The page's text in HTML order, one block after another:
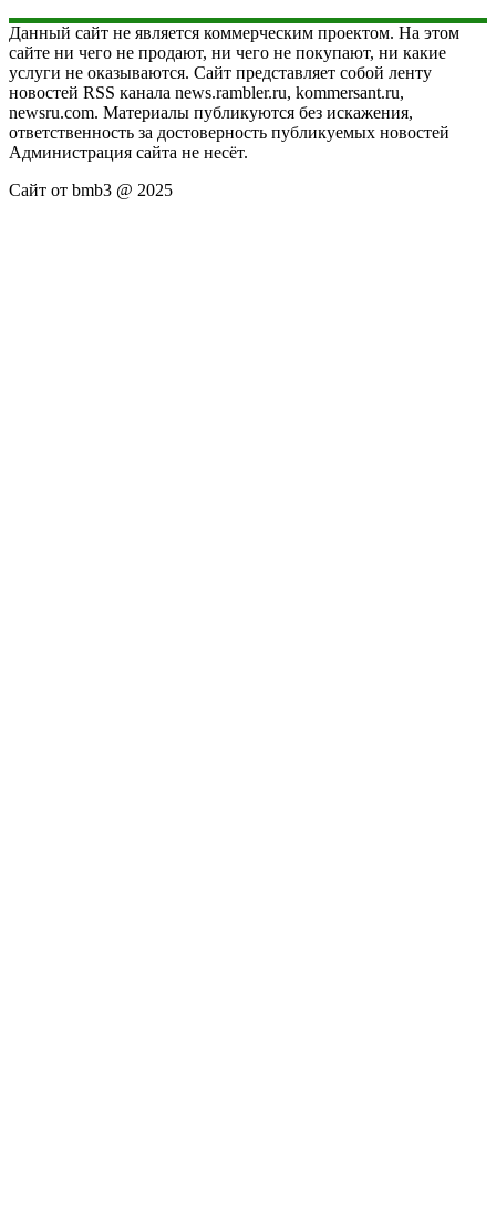
Данный сайт не является коммерческим проектом. На этом
сайте ни чего не продают, ни чего не покупают, ни какие
услуги не оказываются. Сайт представляет собой ленту
новостей RSS канала news.rambler.ru, kommersant.ru,
newsru.com. Материалы публикуются без искажения,
ответственность за достоверность публикуемых новостей
Администрация сайта не несёт.
Сайт от bmb3 @ 2025